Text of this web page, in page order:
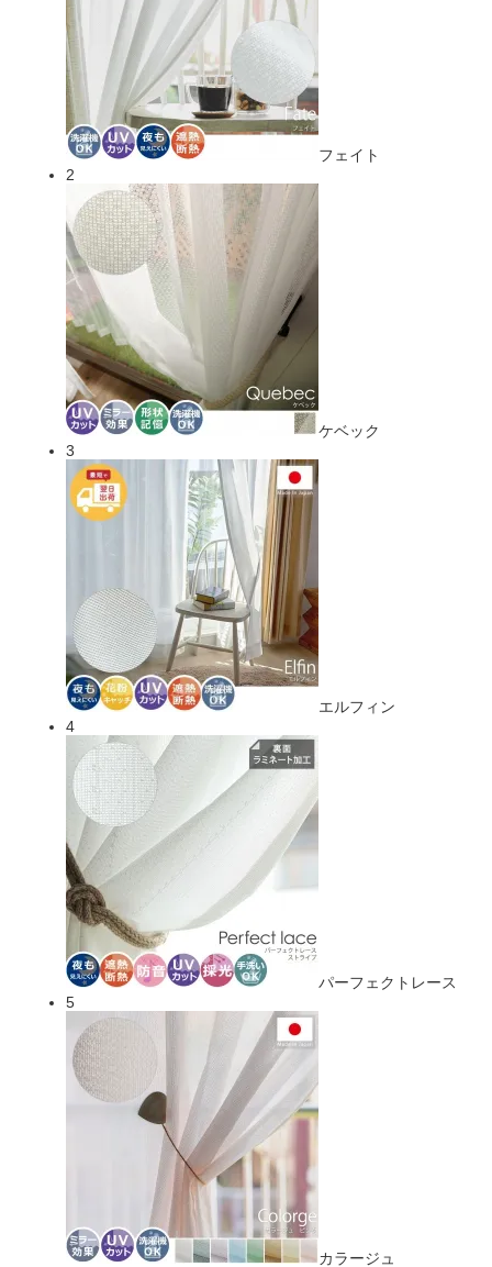
フェイト
2
ケベック
3
エルフィン
4
パーフェクトレース
5
カラージュ